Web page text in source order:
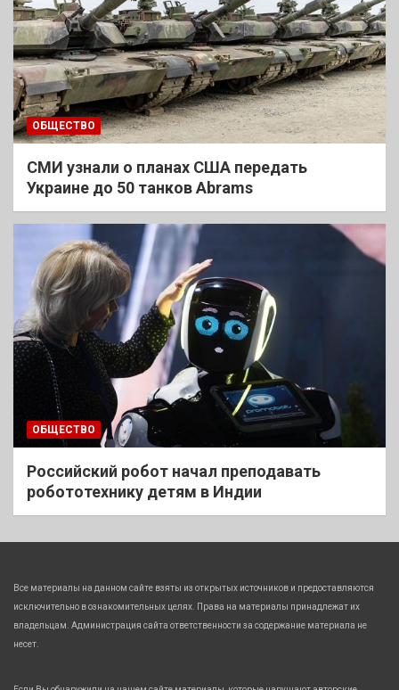
ОБЩЕСТВО
СМИ узнали о планах США передать
Украине до 50 танков Abrams
ОБЩЕСТВО
Российский робот начал преподавать
робототехнику детям в Индии
Все материалы на данном сайте взяты из открытых источников и предоставляются
исключительно в ознакомительных целях. Права на материалы принадлежат их
владельцам. Администрация сайта ответственности за содержание материала не
несет.